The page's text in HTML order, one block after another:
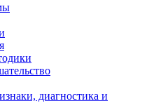
диагностика и